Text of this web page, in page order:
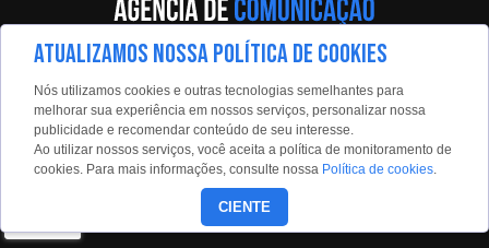
Av. Eng. Caetano Álvares, 55 - 5º andar
Limão, São Paulo, 02598-900
Contato:
estadaoconteudo@estadao.com
(11)99350-0439
ATUALIZAMOS NOSSA POLÍTICA DE COOKIES
Nós utilizamos cookies e outras tecnologias semelhantes para
melhorar sua experiência em nossos serviços, personalizar nossa
publicidade e recomendar conteúdo de seu interesse.
Ao utilizar nossos serviços, você aceita a política de monitoramento de
cookies. Para mais informações, consulte nossa Política de cookies.
CIENTE